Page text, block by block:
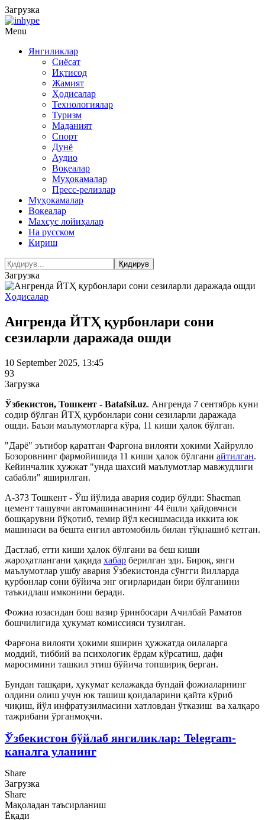
Загрузка
Menu
Янгиликлар
Сиёсат
Иқтисод
Жамият
Ҳодисалар
Технологиялар
Туризм
Маданият
Спорт
Дунё
Аудио
Воқеалар
Муҳокамалар
Пресс-релизлар
Муҳокамалар
Воқеалар
Махсус лойиҳалар
На русском
Кириш
Загрузка
Ҳодисалар
Ангренда ЙТҲ қурбонлари сони
сезиларли даражада ошди
10 September 2025, 13:45
93
Загрузка
Ўзбекистон, Тошкент - Batafsil.uz. Ангренда 7 сентябрь куни
содир бўлган ЙТҲ қурбонлари сони сезиларли даражада
ошди. Баъзи маълумотларга кўра, 11 киши ҳалок бўлган.
"Дарё" эътибор қаратган Фарғона вилояти ҳокими Хайрулло
Бозоровнинг фармойишида 11 киши ҳалок бўлгани айтилган.
Кейинчалик ҳужжат "унда шахсий маълумотлар мавжудлиги
сабабли" яширилган.
А-373 Тошкент - Ўш йўлида авария содир бўлди: Shacman
цемент ташувчи автомашинасининг 44 ёшли ҳайдовчиси
бошқарувни йўқотиб, темир йўл кесишмасида иккита юк
машинаси ва бешта енгил автомобиль билан тўқнашиб кетган.
Дастлаб, етти киши ҳалок бўлгани ва беш киши
жароҳатлангани ҳақида хабар берилган эди. Бироқ, янги
маълумотлар ушбу авария Ўзбекистонда сўнгги йилларда
қурбонлар сони бўйича энг оғирларидан бири бўлганини
таъкидлаш имконини беради.
Фожиа юзасидан бош вазир ўринбосари Ачилбай Раматов
бошчилигида ҳукумат комиссияси тузилган.
Фарғона вилояти ҳокими яширин ҳужжатда оилаларга
моддий, тиббий ва психологик ёрдам кўрсатиш, дафн
маросимини ташкил этиш бўйича топшириқ берган.
Бундан ташқари, ҳукумат келажакда бундай фожиаларнинг
олдини олиш учун юк ташиш қоидаларини қайта кўриб
чиқиш, йўл инфратузилмасини хатловдан ўтказиш ва халқаро
тажрибани ўрганмоқчи.
Ўзбекистон бўйлаб янгиликлар: Telegram-
каналга уланинг
Share
Загрузка
Share
Мақоладан таъсирланиш
Ёқади